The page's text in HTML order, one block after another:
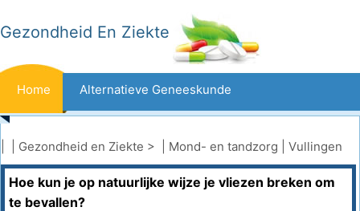
Gezondheid En Ziekte
Home Alternatieve Geneeskunde
Beten En Steken Kanker
Aandoeningen En Behandelingen Mond- En Tandzorg
Gezondheid en Ziekte > | Mond- en tandzorg Vullingen
Hoe kun je op natuurlijke wijze je vliezen breken om
te bevallen?